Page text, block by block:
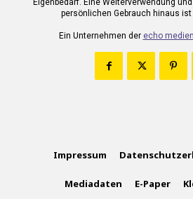
Eigenbedarf. Eine Weiterverwendung
persönlichen Gebrauch hinaus
Ein Unternehmen der echo
Impressum
Mediadaten E-Paper